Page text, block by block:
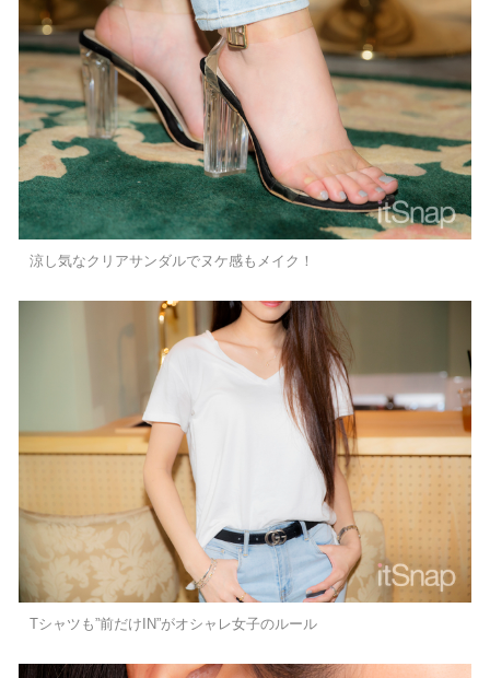
涼し気なクリアサンダルでヌケ感もメイク！
Tシャツも”前だけIN”がオシャレ女子のルール